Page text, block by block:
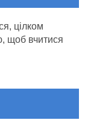
цілком
щоб вчитися